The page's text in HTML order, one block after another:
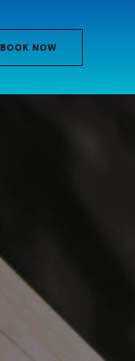
BOOK NOW